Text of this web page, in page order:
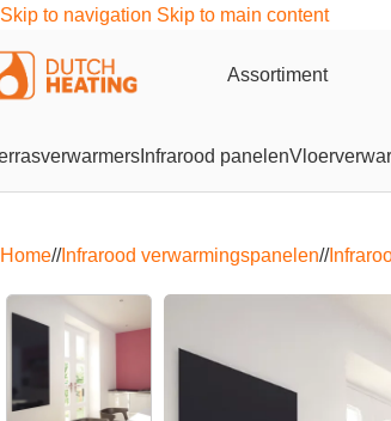
Skip to navigation Skip to main content
Assortiment
Infrarood panelen
Home/ Infrarood verwarmingspanelen/